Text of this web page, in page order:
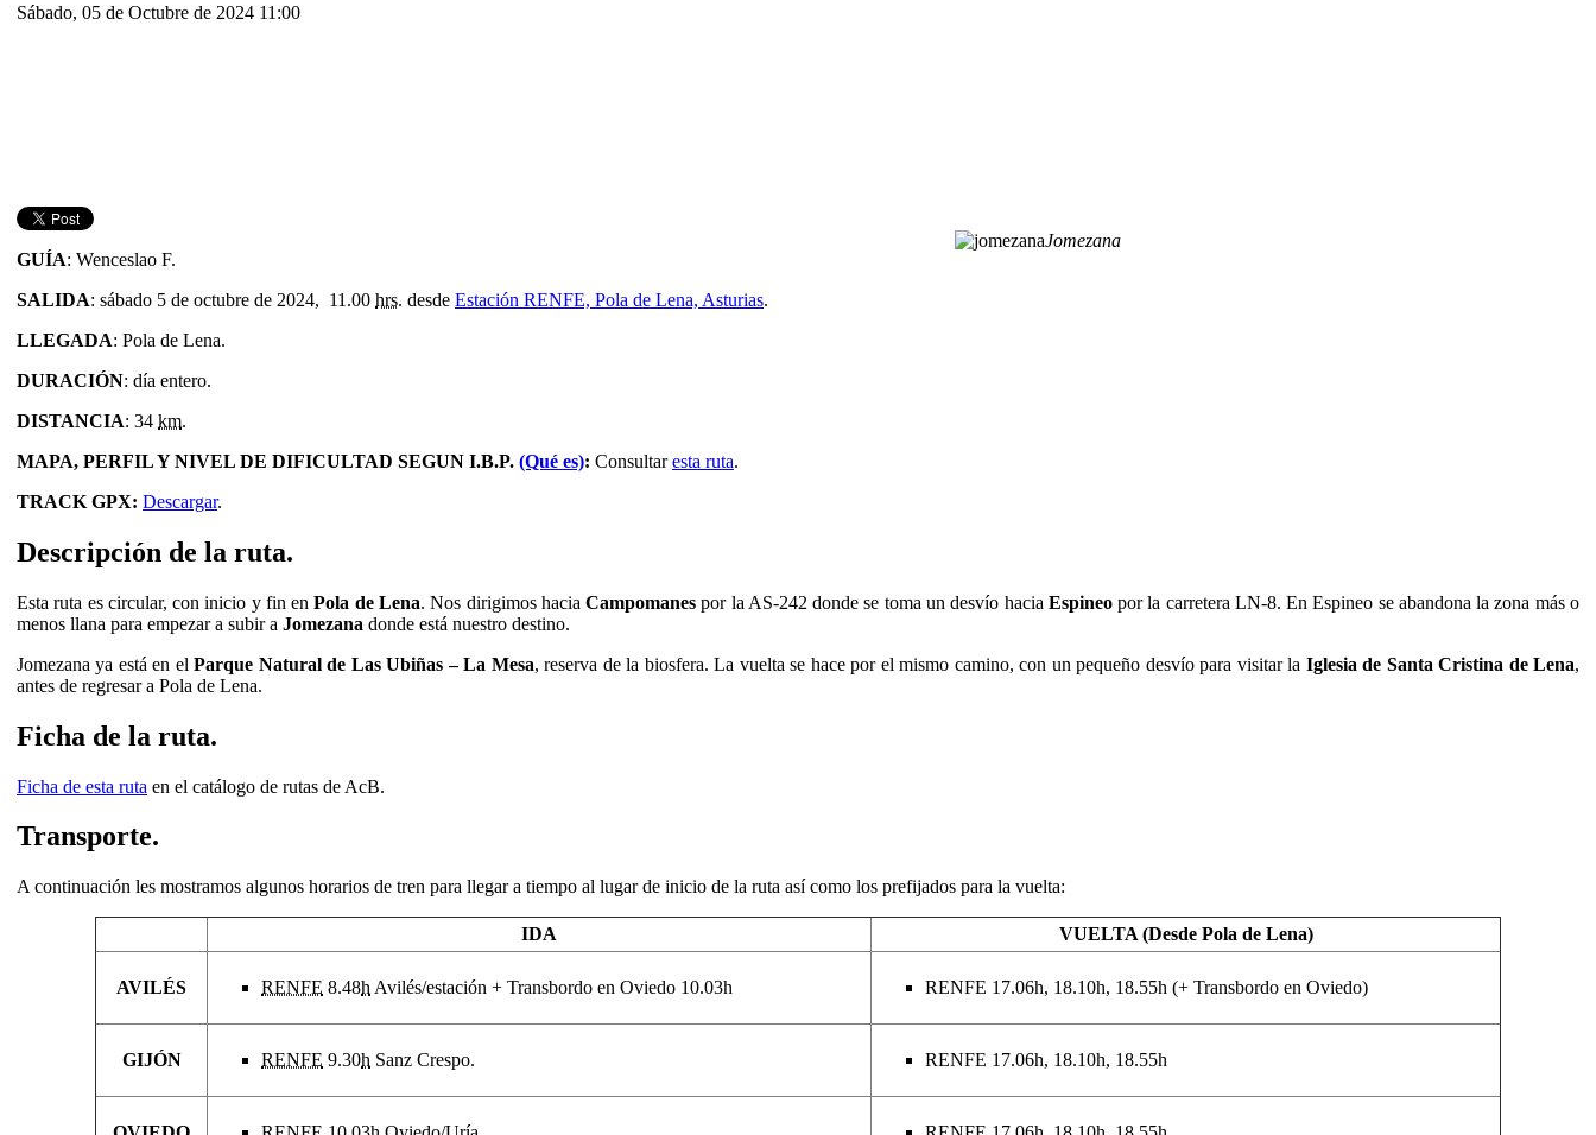
Sábado, 05 de Octubre de 2024 11:00
Jomezana
GUÍA: Wenceslao F.
SALIDA: sábado 5 de octubre de 2024, 11.00 hrs. desde Estación RENFE, Pola de Lena, Asturias.
LLEGADA: Pola de Lena.
DURACIÓN: día entero.
DISTANCIA: 34 km.
MAPA, PERFIL Y NIVEL DE DIFICULTAD SEGUN I.B.P. (Qué es): Consultaresta ruta.
TRACK GPX: Descargar.
Descripción de la ruta.
Esta ruta es circular, con inicio y fin enPola de Lena. Nos dirigimos haciaCampomanes por la AS-242 donde se toma un desvío hacia Espineopor la carretera LN-8. En Espineo se abandona la zona más o
menos llana para empezar a subir a Jomezana donde está nuestro destino.
Jomezana ya está en elParque Natural de Las Ubiñas – La Mesa, reserva de la biosfera. La vuelta se hace por el mismo camino, con un pequeño desvío para visitar la Iglesia de Santa Cristina de Lena,
antes de regresar a Pola de Lena.
Ficha de la ruta.
Ficha de esta ruta en el catálogo de rutas de AcB.
Transporte.
A continuación les mostramos algunos horarios de tren para llegar a tiempo al lugar de inicio de la ruta así como los prefijados para la vuelta:
IDA VUELTA (Desde Pola de Lena)
AVILÉS RENFE 8.48h Avilés/estación + Transbordo en Oviedo 10.03h RENFE 17.06h, 18.10h, 18.55h (+ Transbordo en Oviedo)
GIJÓN RENFE 9.30h Sanz Crespo. RENFE 17.06h, 18.10h, 18.55h